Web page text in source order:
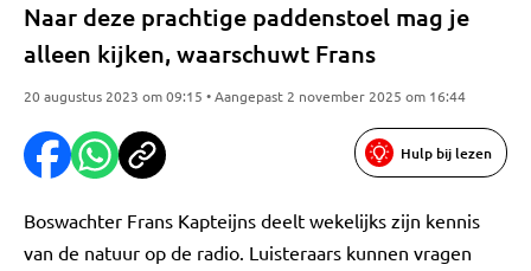
Naar deze prachtige paddenstoel mag je
alleen kijken, waarschuwt Frans
20 augustus 2023 om 09:15 • Aangepast 2 november 2025 om 16:44
Hulp bij lezen
Boswachter Frans Kapteijns deelt wekelijks zijn kennis
van de natuur op de radio. Luisteraars kunnen vragen